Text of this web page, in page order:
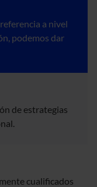
a nivel
podemos dar
de estrategias
cualificados